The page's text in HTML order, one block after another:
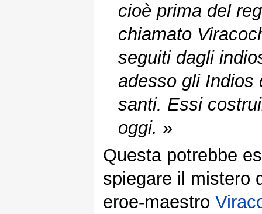
cioè prima del
chiamato
seguiti dagli
adesso gli Indios
santi. Essi
oggi. »
Questa potrebbe
spiegare il mistero
eroe-maestro